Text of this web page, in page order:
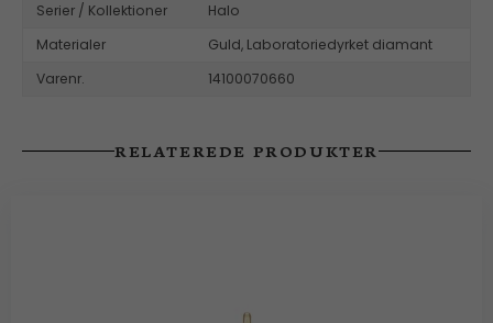
Serier / Kollektioner
Halo
Materialer
Guld, Laboratoriedyrket diamant
Varenr.
14100070660
RELATEREDE PRODUKTER